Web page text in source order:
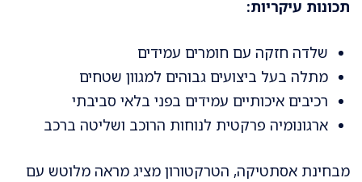
תכונות עיקריות:
שלדה חזקה עם חומרים עמידים
מתלה בעל ביצועים גבוהים למגוון שטחים
רכיבים איכותיים עמידים בפני בלאי סביבתי
ארגונומיה פרקטית לנוחות הרוכב ושליטה ברכב
מבחינת אסתטיקה, הטרקטורון מציג מראה מלוטש עם